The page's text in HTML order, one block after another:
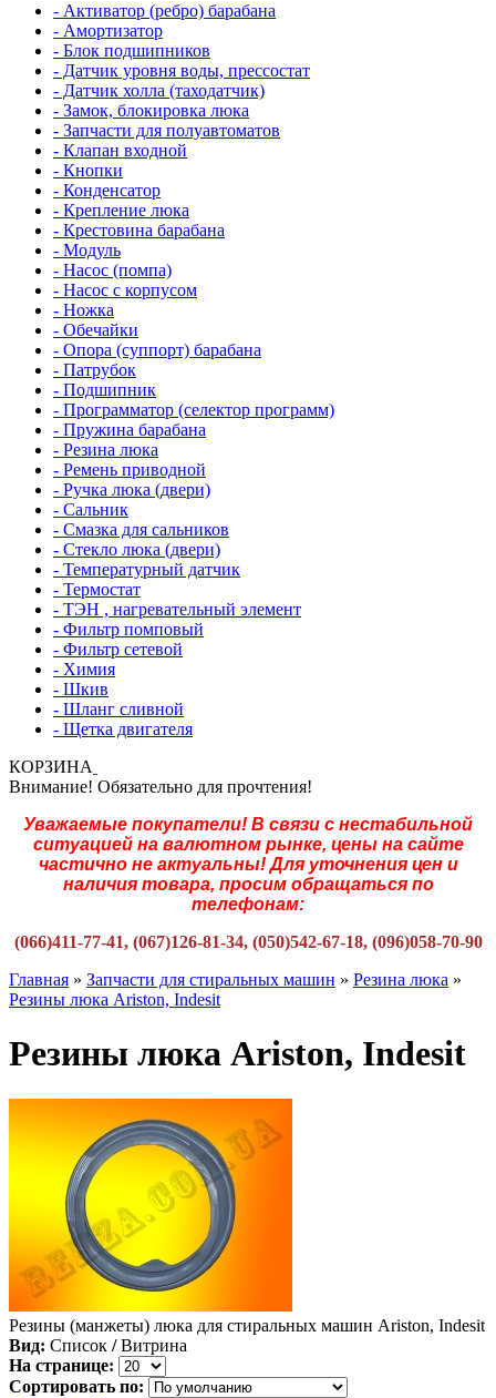
- Активатор (ребро) барабана
- Амортизатор
- Блок подшипников
- Датчик уровня воды, прессостат
- Датчик холла (таходатчик)
- Замок, блокировка люка
- Запчасти для полуавтоматов
- Клапан входной
- Кнопки
- Конденсатор
- Крепление люка
- Крестовина барабана
- Модуль
- Насос (помпа)
- Насос c корпусом
- Ножка
- Обечайки
- Опора (суппорт) барабана
- Патрубок
- Подшипник
- Программатор (селектор программ)
- Пружина барабана
- Резина люка
- Ремень приводной
- Ручка люка (двери)
- Сальник
- Смазка для сальников
- Стекло люка (двери)
- Температурный датчик
- Термостат
- ТЭН , нагревательный элемент
- Фильтр помповый
- Фильтр сетевой
- Химия
- Шкив
- Шланг сливной
- Щетка двигателя
КОРЗИНА
Внимание! Обязательно для прочтения!
Уважаемые покупатели! В связи с нестабильной
ситуацией на валютном рынке, цены на сайте
частично не актуальны! Для уточнения цен и
наличия товара, просим обращаться по
телефонам:
(066)411-77-41, (067)126-81-34, (050)542-67-18, (096)058-70-90
Главная » Запчасти для стиральных машин » Резина люка »
Резины люка Ariston, Indesit
Резины люка Ariston, Indesit
Резины (манжеты) люка для стиральных машин Ariston, Indesit
Вид: Список / Витрина
На странице:
Сортировать по: